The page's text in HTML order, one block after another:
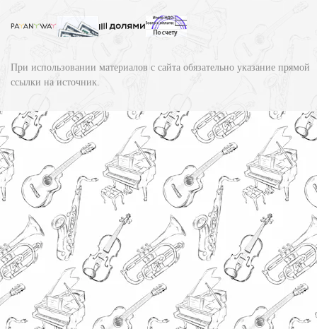
При использовании материалов с сайта обязательно указание прямой
ссылки на источник.